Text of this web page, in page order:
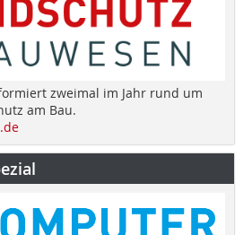
zweimal im Jahr rund um
am Bau.